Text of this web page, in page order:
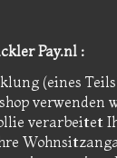
Pay.nl :
(eines
verwenden
verarbeitet